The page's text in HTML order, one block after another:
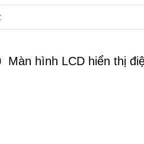
hình LCD hiển thị